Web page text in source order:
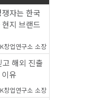
자는 한국
지 브랜드
창업연구소 소장
해외 진출
유
창업연구소 소장